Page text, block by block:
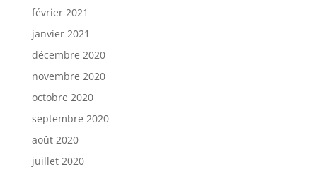
février 2021
janvier 2021
décembre 2020
novembre 2020
octobre 2020
septembre 2020
août 2020
juillet 2020